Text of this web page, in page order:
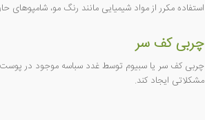
استفاده مکرر از مواد شیمیایی مانند رنگ مو،
چربی کف سر
چربی کف سر یا سبیوم توسط غدد سباسه موجود در
مشکلاتی ایجاد کند.